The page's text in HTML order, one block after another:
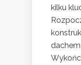
kilku